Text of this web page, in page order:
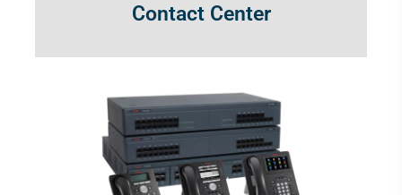
Contact Center